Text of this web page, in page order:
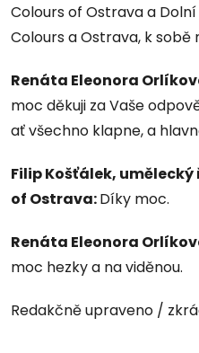
Colours of Ostrava a
Colours a Ostrava, k
Renáta Eleonora
moc děkuji za Vaše
ať všechno klapne, a
Filip Košťálek,
of Ostrava:Díky moc.
Renáta Eleonora
moc hezky a na viděnou.
Redakčně upraveno /